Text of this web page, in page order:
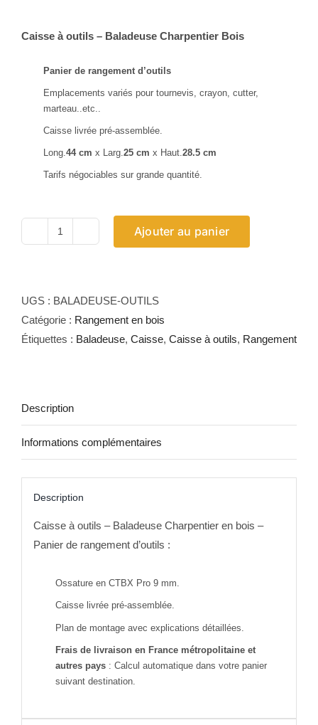
Caisse à outils – Baladeuse Charpentier Bois
Panier de rangement d’outils
Emplacements variés pour tournevis, crayon, cutter,
marteau..etc..
Caisse livrée pré-assemblée.
Long.44 cm x Larg.25 cm x Haut.28.5 cm
Tarifs négociables sur grande quantité.
à
outils
-
Ajouter au panier
UGS : BALADEUSE-OUTILS
Catégorie : Rangement en bois
Étiquettes : Baladeuse, Caisse, Caisse à outils, Rangement
Description
Informations complémentaires
Description
Caisse à outils – Baladeuse Charpentier en bois –
Panier de rangement d’outils :
Ossature en CTBX Pro 9 mm.
Caisse livrée pré-assemblée.
Plan de montage avec explications détaillées.
Frais de livraison en France métropolitaine et
autres pays: Calcul automatique dans votre panier
suivant destination.